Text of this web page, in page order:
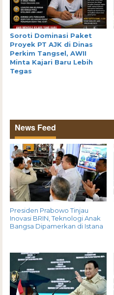
Soroti Dominasi Paket
Proyek PT AJK di Dinas
Perkim Tangsel, AWII
Minta Kajari Baru Lebih
Tegas
News Feed
Presiden Prabowo Tinjau
Inovasi BRIN, Teknologi Anak
Bangsa Dipamerkan di Istana